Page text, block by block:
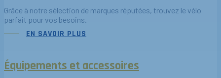
Grâce à notre sélection de marques réputées, trouvez le vélo
parfait pour vos besoins.
EN SAVOIR PLUS
Équipements et accessoires